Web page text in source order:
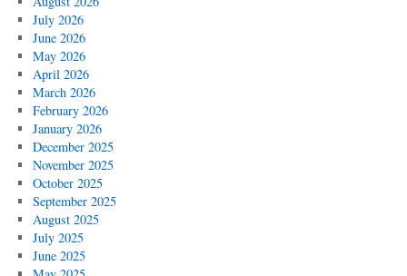
July 2026
June 2026
May 2026
April 2026
March 2026
February 2026
January 2026
December 2025
November 2025
October 2025
September 2025
August 2025
July 2025
June 2025